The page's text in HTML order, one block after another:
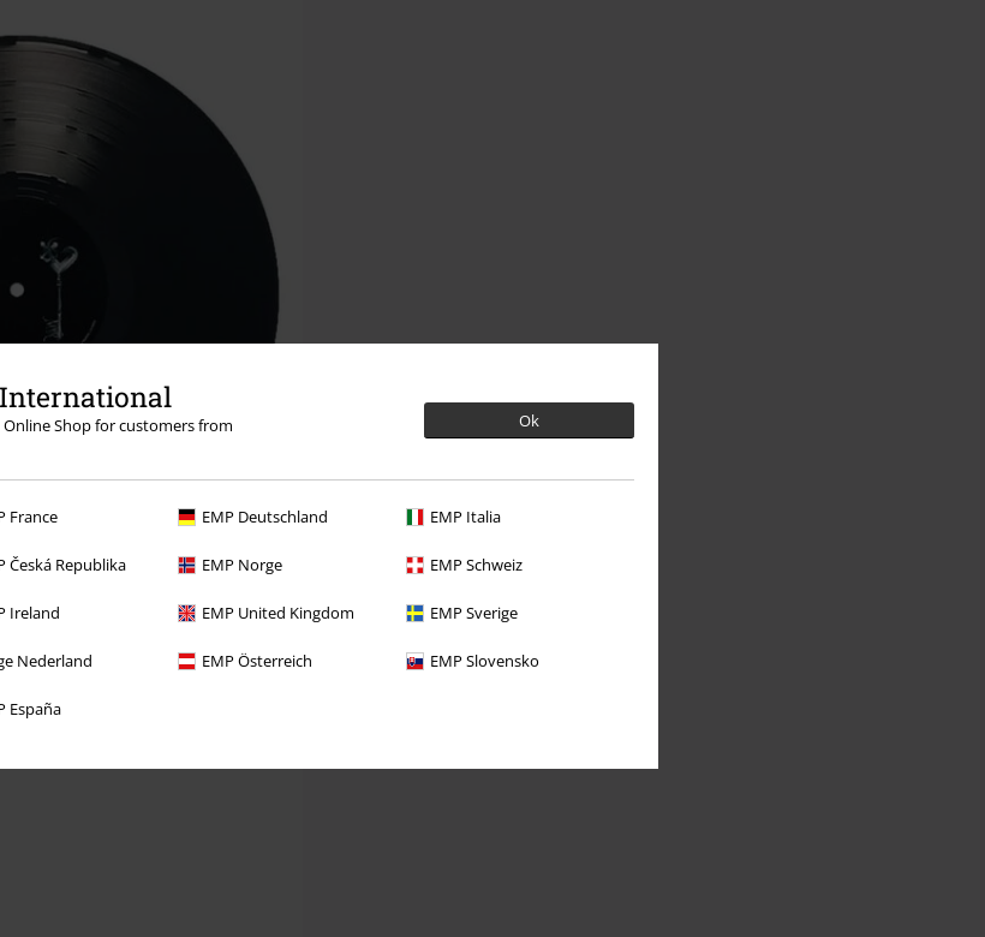
Online Shop for customers from
Ok
France EMP Deutschland EMP Italia
Česká Republika EMP Norge EMP Schweiz
Ireland EMP United Kingdom EMP Sverige
Nederland EMP Österreich EMP Slovensko
España